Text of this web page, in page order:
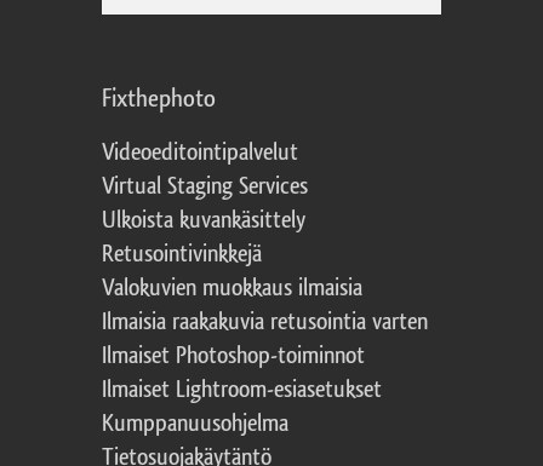
Fixthephoto
Videoeditointipalvelut
Virtual Staging Services
Ulkoista kuvankäsittely
Retusointivinkkejä
Valokuvien muokkaus ilmaisia
Ilmaisia raakakuvia retusointia varten
Ilmaiset Photoshop-toiminnot
Ilmaiset Lightroom-esiasetukset
Kumppanuusohjelma
Tietosuojakäytäntö